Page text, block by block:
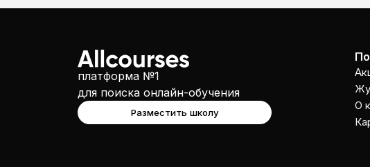
платформа №1
для поиска онлайн-обучения
Разместить школу
О